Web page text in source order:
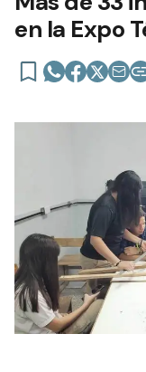
en la Expo